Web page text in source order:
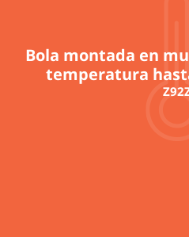
Bola montada en
temperatura hasta